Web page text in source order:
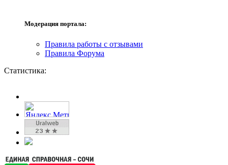
Модерация портала:
Правила работы с отзывами
Правила Форума
Статистика: